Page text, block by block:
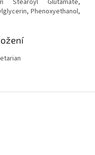
Stearoyl Glutamate,
Phenoxyethanol,